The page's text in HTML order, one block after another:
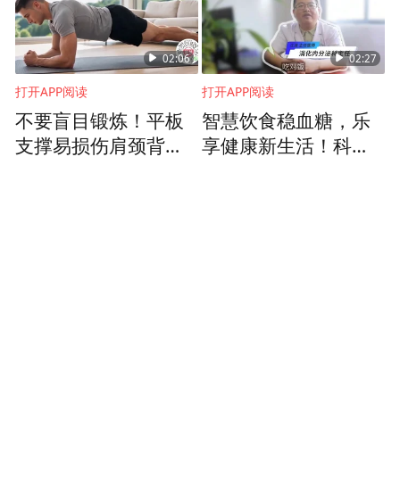
02:06
打开APP阅读
不要盲目锻炼！平板
支撑易损伤肩颈背肌
02:27
打开APP阅读
智慧饮食稳血糖，乐
享健康新生活！科学